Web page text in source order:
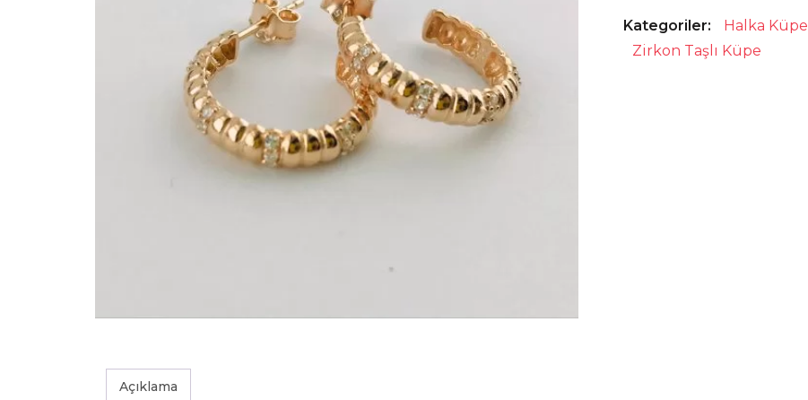
Kategoriler: Halka Küpe
Zirkon Taşlı Küpe
Açıklama